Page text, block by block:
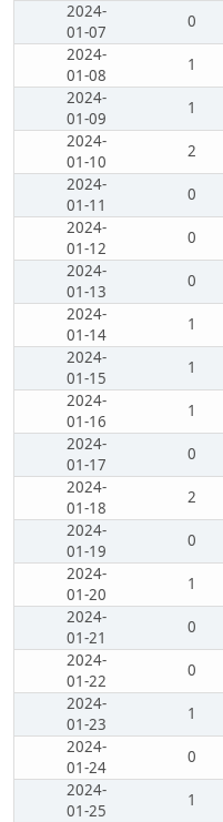
2024-
01-07
0
2024-
01-08
1
2024-
01-09
1
2024-
01-10
2
2024-
01-11
0
2024-
01-12
0
2024-
01-13
0
2024-
01-14
1
2024-
01-15
1
2024-
01-16
1
2024-
01-17
0
2024-
01-18
2
2024-
01-19
0
2024-
01-20
1
2024-
01-21
0
2024-
01-22
0
2024-
01-23
1
2024-
01-24
0
2024-
01-25
1